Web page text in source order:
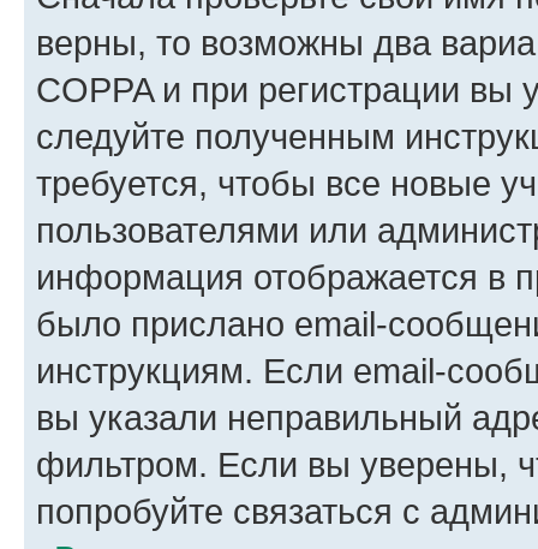
верны, то возможны два
COPPA и при регистрации вы
следуйте полученным
требуется, чтобы все новые
пользователями или
информация отображается в
было прислано email-
инструкциям. Если email-
вы указали неправильный
фильтром. Если вы уверены,
попробуйте связаться с